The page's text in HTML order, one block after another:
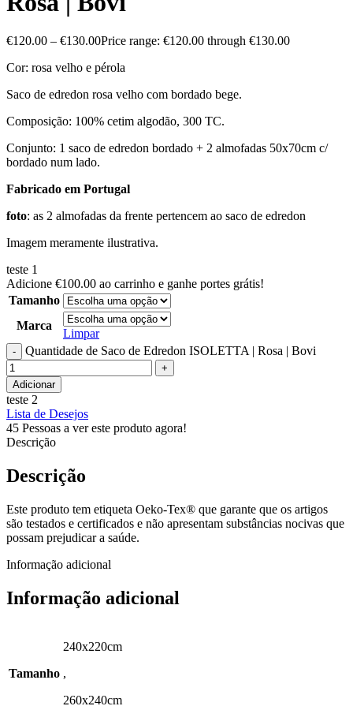
€120.00 – €130.00Price range: €120.00 through €130.00
Cor: rosa velho e pérola
Saco de edredon rosa velho com bordado bege.
Composição: 100% cetim algodão, 300 TC.
Conjunto: 1 saco de edredon bordado + 2 almofadas 50x70cm c/
bordado num lado.
Fabricado em Portugal
foto: as 2 almofadas da frente pertencem ao saco de edredon
Imagem meramente ilustrativa.
teste 1
Adicione €100.00 ao carrinho e ganhe portes grátis!
Tamanho
Marca
Limpar
Quantidade de Saco de Edredon ISOLETTA | Rosa | Bovi
Adicionar
teste 2
Lista de Desejos
45 Pessoas a ver este produto agora!
Descrição
Descrição
Este produto tem etiqueta Oeko-Tex® que garante que os artigos
são testados e certificados e não apresentam substâncias nocivas que
possam prejudicar a saúde.
Informação adicional
Informação adicional
Tamanho
240x220cm
,
260x240cm